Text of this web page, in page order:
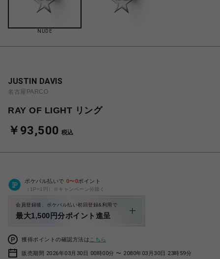
NUDE
JUSTIN DAVIS
名古屋PARCO
RAY OF LIGHT リング
￥93,500 税込
ポケパル払いで 0〜0ポイント
（1P=1円）※キャンペーン分除く
会員登録後、ポケパル払い初回登録&利用で
最大1,500円分ポイント進呈
獲得ポイントの確認方法は こちら
販売期間 2026年03月30日 00時00分 〜 2080年03月30日 23時59分